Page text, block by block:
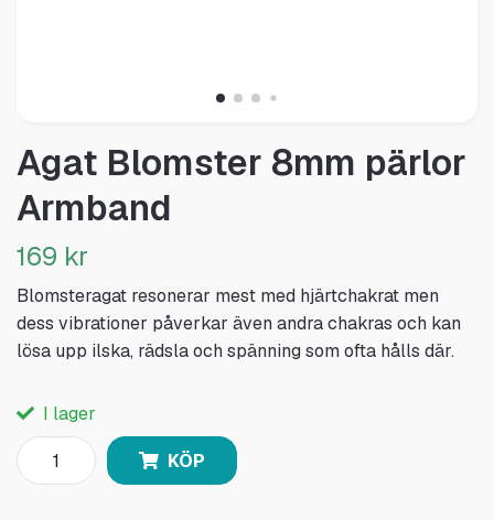
Agat Blomster 8mm pärlor
Armband
169 kr
Blomsteragat resonerar mest med hjärtchakrat men
dess vibrationer påverkar även andra chakras och kan
lösa upp ilska, rädsla och spänning som ofta hålls där.
I lager
KÖP